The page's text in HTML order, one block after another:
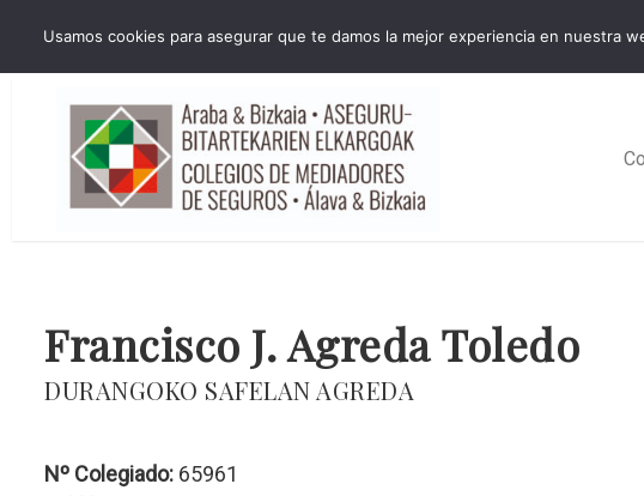
administracion@cmsab.eus 94.442.43.43 Móvil y Whatsapp 688.889.170
Francisco J. Agreda Toledo
DURANGOKO SAFELAN AGREDA
Nº Colegiado: 65961
Usamos cookies para asegurar que te damos la mejor experiencia en nuestra